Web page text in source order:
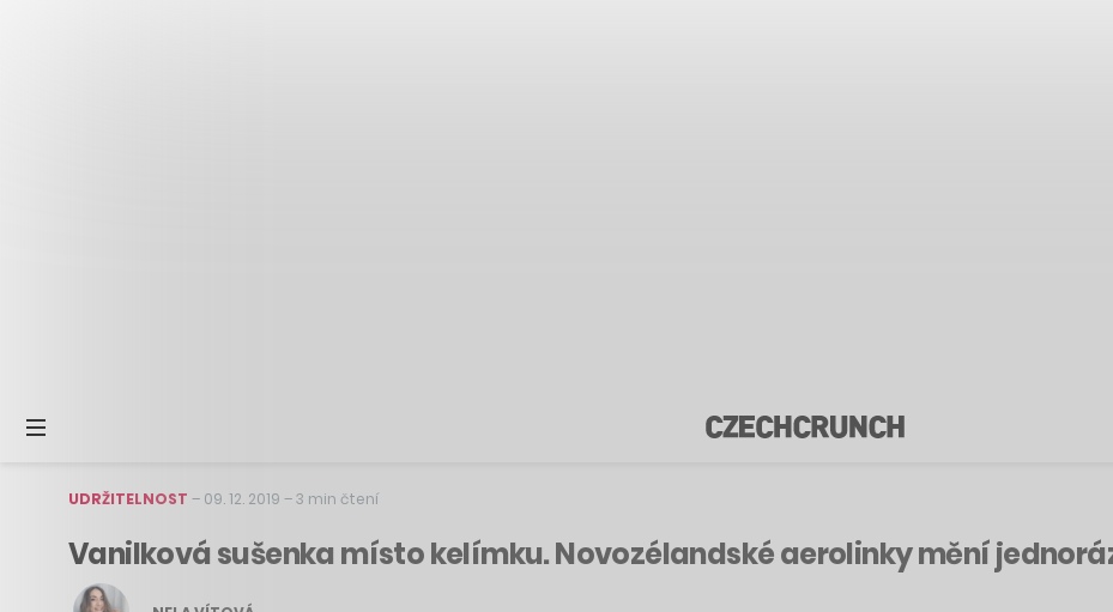
UDRŽITELNOST – 09. 12. 2019 –3 min čtení
Vanilková sušenka místo kelímku. Novozélandské aerolinky mění